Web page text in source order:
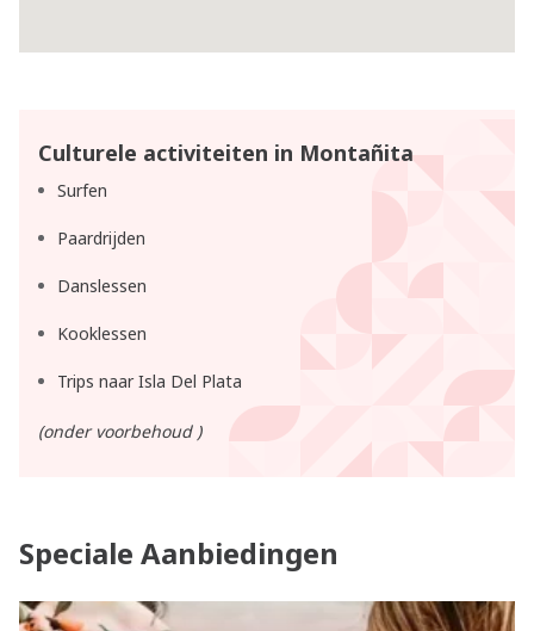
Culturele activiteiten in Montañita
Surfen
Paardrijden
Danslessen
Kooklessen
Trips naar Isla Del Plata
(onder voorbehoud )
Speciale Aanbiedingen